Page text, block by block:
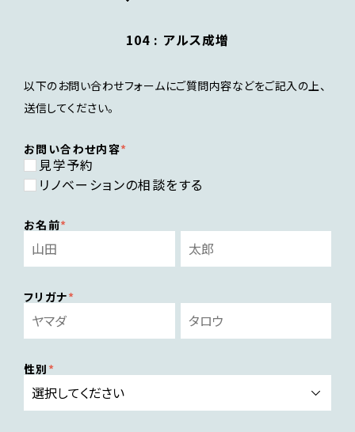
104 : アルス成増
以下のお問い合わせフォームにご質問内容などをご記入の上、
送信してください。
お問い合わせ内容
見学予約
リノベーションの相談をする
お名前
フリガナ
性別